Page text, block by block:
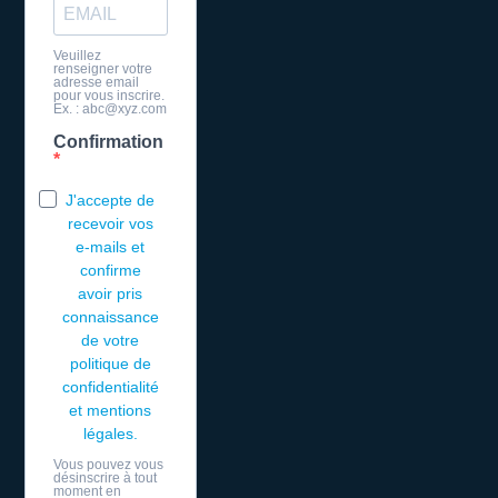
Veuillez
renseigner votre
adresse email
pour vous inscrire.
Ex. : abc@xyz.com
Confirmation
J'accepte de
recevoir vos
e-mails et
confirme
avoir pris
connaissance
de votre
politique de
confidentialité
et mentions
légales.
Vous pouvez vous
désinscrire à tout
moment en